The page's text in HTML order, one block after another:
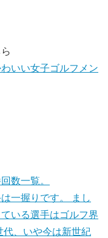
いい女子ゴルフメン
数一覧。
一握りです。 まし
いる選手はゴルフ界
、いや今は新世紀